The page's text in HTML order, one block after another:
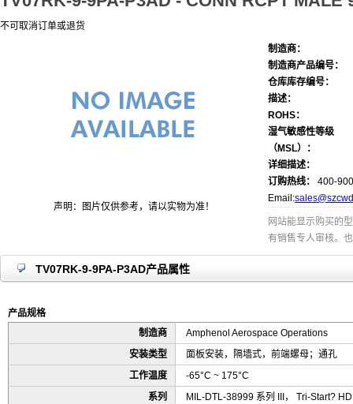
不可取消订单或退货
声明：图片仅供参考，请以实物为准！
制造商：
制造商产品编号：
仓库库存编号：
描述：
ROHS：
湿气敏感性等级
（MSL）：
详细描述：
订购热线：
400-
Email:
网站能显示购买的
有销售专人审核。
TV07RK-9-9PA-P3AD产品属性
产品规格
制造商
Amphenol Aerospace Operations
安装类型
面板安装，隔墙式，前端螺母；通孔
工作温度
-65°C ~ 175°C
系列
MIL-DTL-38999 系列 III， Tri-Start? HD